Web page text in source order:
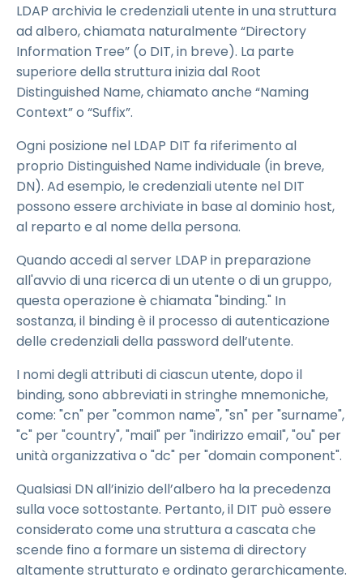
LDAP archivia le credenziali utente in una struttura
ad albero, chiamata naturalmente “Directory
Information Tree” (o DIT, in breve). La parte
superiore della struttura inizia dal Root
Distinguished Name, chiamato anche “Naming
Context” o “Suffix”.
Ogni posizione nel LDAP DIT fa riferimento al
proprio Distinguished Name individuale (in breve,
DN). Ad esempio, le credenziali utente nel DIT
possono essere archiviate in base al dominio host,
al reparto e al nome della persona.
Quando accedi al server LDAP in preparazione
all'avvio di una ricerca di un utente o di un gruppo,
questa operazione è chiamata "binding." In
sostanza, il binding è il processo di autenticazione
delle credenziali della password dell’utente.
I nomi degli attributi di ciascun utente, dopo il
binding, sono abbreviati in stringhe mnemoniche,
come: "cn" per "common name", "sn" per "surname",
"c" per "country", "mail" per "indirizzo email", "ou" per
unità organizzativa o "dc" per "domain component".
Qualsiasi DN all’inizio dell’albero ha la precedenza
sulla voce sottostante. Pertanto, il DIT può essere
considerato come una struttura a cascata che
scende fino a formare un sistema di directory
altamente strutturato e ordinato gerarchicamente.